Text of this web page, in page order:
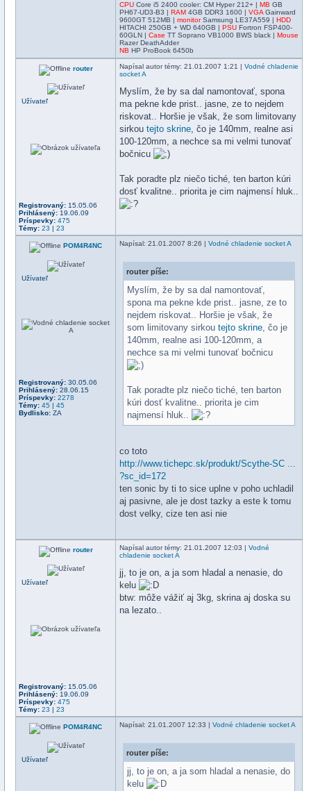
CPU Core i5 2400 cooler: CM Hyper 212+ | MB GB
PH67-UD3-B3 | RAM 4GB DDR3 1600 | VGA Gainward
9600GT 512MB | monitorSamsung LE37A559 | HDD
HITACHI 250GB + WD 640GB | PSU Fortron FSP400-
60GLN | Case TT Soprano VB1000 BWS black | Mouse
Razer DeathAdder
NB HP ProBook 6450b
router
Užívateľ
Registrovaný: 15.05.06
Prihlásený: 19.06.09
Príspevky: 475
Témy: 23 | 23
Napísal autor témy: 21.01.2007 1:21 | Vodné chladenie
socket A
Myslím, že by sa dal namontovať, spona
ma pekne kde prist.. jasne, ze to nejdem
riskovat.. Horšie je však, že som limitovany
sirkou tejto skrine, čo je 140mm, realne asi
100-120mm, a nechce sa mi velmi tunovať
bočnicu
Tak poradte plz niečo tiché, ten barton kúri
dosť kvalitne.. priorita je cim najmensí hluk..
POM4R4NC
Užívateľ
Registrovaný: 30.05.06
Prihlásený: 28.06.15
Príspevky: 2278
Témy: 45 | 45
Bydlisko: ZA
Napísal: 21.01.2007 8:26 | Vodné chladenie socket A
router píše:
Myslím, že by sa dal namontovať,
spona ma pekne kde prist.. jasne, ze to
nejdem riskovat.. Horšie je však, že
som limitovany sirkou tejto skrine, čo je
140mm, realne asi 100-120mm, a
nechce sa mi velmi tunovať bočnicu
Tak poradte plz niečo tiché, ten barton
kúri dosť kvalitne.. priorita je cim
najmensí hluk..
co toto
http://www.tichepc.sk/produkt/Scythe-SC ...
?sc_id=172
ten sonic by ti to sice uplne v poho uchladil
aj pasivne, ale je dost tazky a este k tomu
dost velky, cize ten asi nie
router
Užívateľ
Registrovaný: 15.05.06
Prihlásený: 19.06.09
Príspevky: 475
Témy: 23 | 23
Napísal autor témy: 21.01.2007 12:03 | Vodné
chladenie socket A
jj, to je on, a ja som hladal a nenasie, do
kelu
btw: môže vážiť aj 3kg, skrina aj doska su
na lezato..
POM4R4NC
Užívateľ
Napísal: 21.01.2007 12:33 | Vodné chladenie socket A
router píše:
jj, to je on, a ja som hladal a nenasie, do
kelu